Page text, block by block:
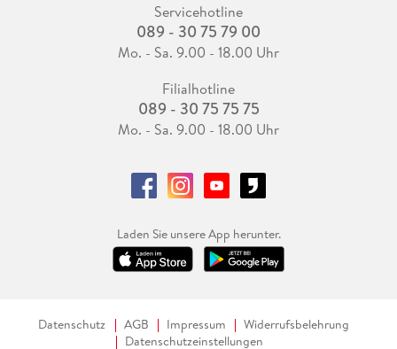
Servicehotline
089 - 30 75 79 00
Mo. - Sa. 9.00 - 18.00 Uhr
Filialhotline
089 - 30 75 75 75
Mo. - Sa. 9.00 - 18.00 Uhr
Laden Sie unsere App herunter.
Datenschutz AGB Impressum
Widerrufsbelehrung
Datenschutzeinstellungen